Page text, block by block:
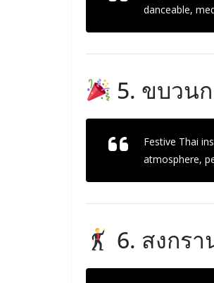
danceable,
5. ขบวน
Festive Thai
atmosphere,
6. สงกร